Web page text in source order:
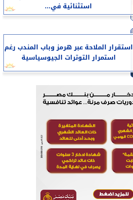
استثنائية في...
استقرار الملاحة عبر هرمز وباب المندب رغم
استمرار التوترات الجيوسياسية